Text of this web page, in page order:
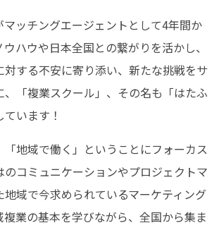
マッチングエージェントとして4年間か
ハウや日本全国との繋がりを活かし、
対する不安に寄り添い、新たな挑戦をサ
、「複業スクール」、その名も「はたふ
います！
「地域で働く」ということにフォーカス
のコミュニケーションやプロジェクトマ
地域で今求められているマーケティング
複業の基本を学びながら、全国から集ま